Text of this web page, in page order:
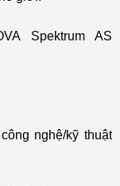
Spektrum AS
nghệ/kỹ thuật